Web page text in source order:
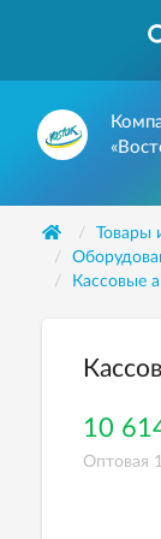
Товары
Кассовые
10
Оптовая